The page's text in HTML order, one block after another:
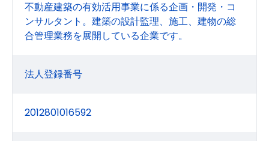
不動産建築の有効活用事業に係る企画・開発・コ
ンサルタント。建築の設計監理、施工、建物の総
合管理業務を展開している企業です。
法人登録番号
2012801016592